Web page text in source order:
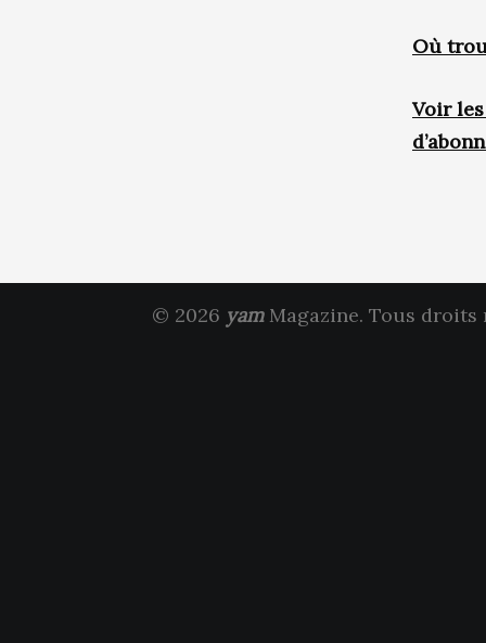
Où
Voir
© 2026 yamMagazine. Tous droits